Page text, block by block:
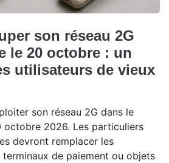
son réseau 2G
le 20 octobre : un
utilisateurs de vieux
son réseau 2G dans le
octobre 2026. Les particuliers
devront remplacer les
terminaux de paiement ou objets